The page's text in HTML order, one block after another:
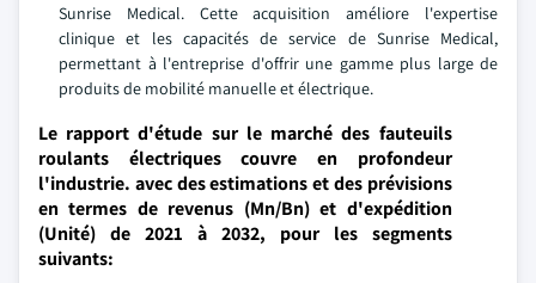
Sunrise Medical. Cette acquisition améliore l'expertise
clinique et les capacités de service de Sunrise Medical,
permettant à l'entreprise d'offrir une gamme plus large de
produits de mobilité manuelle et électrique.
Le rapport d'étude sur le marché des fauteuils
roulants électriques couvre en profondeur
l'industrie. avec des estimations et des prévisions
en termes de revenus (Mn/Bn) et d'expédition
(Unité) de 2021 à 2032, pour les segments
suivants: